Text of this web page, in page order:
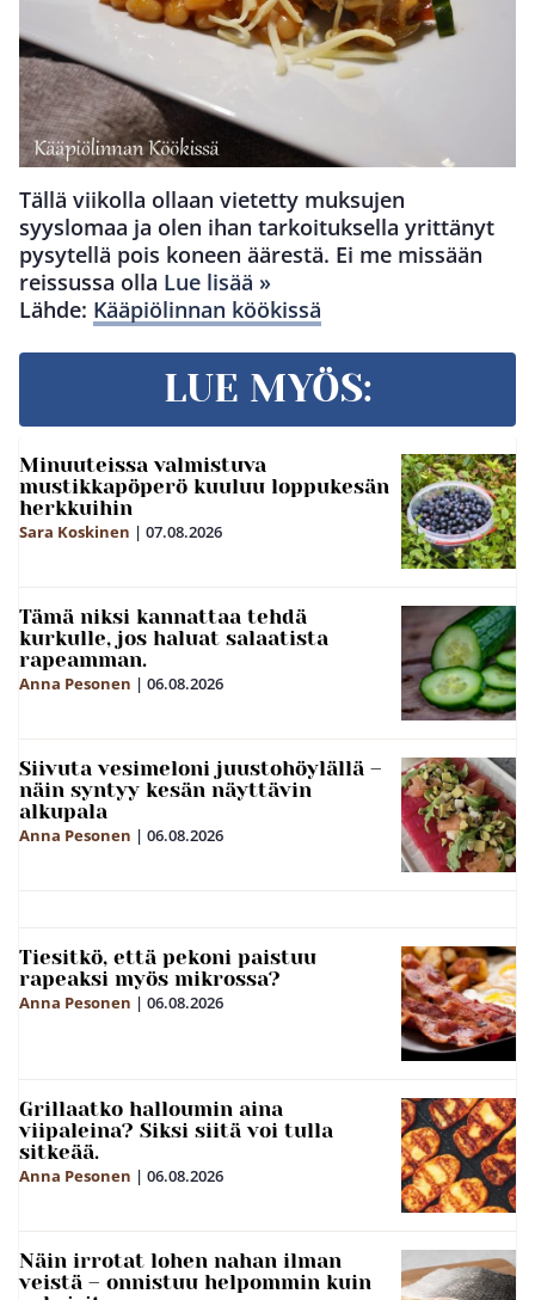
Tällä viikolla ollaan vietetty muksujen
syyslomaa ja olen ihan tarkoituksella yrittänyt
pysytellä pois koneen äärestä. Ei me missään
reissussa olla Lue lisää »
Lähde: Kääpiölinnan köökissä
LUE MYÖS:
Minuuteissa valmistuva
mustikkapöperö kuuluu loppukesän
herkkuihin
Sara Koskinen | 07.08.2026
Tämä niksi kannattaa tehdä
kurkulle, jos haluat salaatista
rapeamman.
Anna Pesonen | 06.08.2026
Siivuta vesimeloni juustohöylällä –
näin syntyy kesän näyttävin
alkupala
Anna Pesonen | 06.08.2026
Tiesitkö, että pekoni paistuu
rapeaksi myös mikrossa?
Anna Pesonen | 06.08.2026
Grillaatko halloumin aina
viipaleina? Siksi siitä voi tulla
sitkeää.
Anna Pesonen | 06.08.2026
Näin irrotat lohen nahan ilman
veistä – onnistuu helpommin kuin